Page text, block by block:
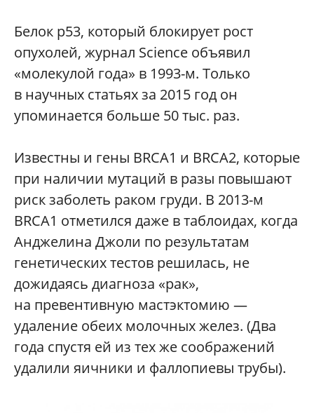
Белок p53, который блокирует рост
опухолей, журнал Science объявил
«молекулой года» в 1993-м. Только
в научных статьях за 2015 год он
упоминается больше 50 тыс. раз.
Известны и гены BRCA1 и BRCA2, которые
при наличии мутаций в разы повышают
риск заболеть раком груди. В 2013-м
BRCA1 отметился даже в таблоидах, когда
Анджелина Джоли по результатам
генетических тестов решилась, не
дожидаясь диагноза «рак»,
на превентивную мастэктомию —
удаление обеих молочных желез. (Два
года спустя ей из тех же соображений
удалили яичники и фаллопиевы трубы).